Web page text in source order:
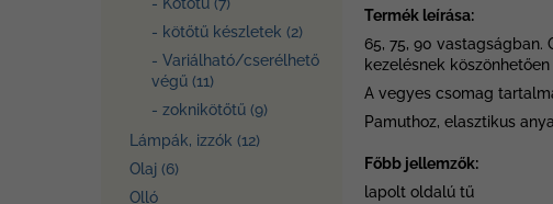
- kötőtű készletek (2)
- Variálható/cserélhető
végű (11)
- zoknikötőtű (9)
Lámpák, izzók (12)
Olaj (6)
Olló
Termék leírása:
65, 75, 90
kezelésnek
A vegyes csomag
Pamuthoz, elasztikus
Főbb jellemzők:
lapolt oldalú tű